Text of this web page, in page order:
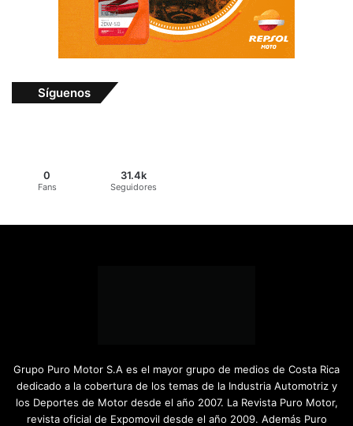
Síguenos
0
Fans
31.4k
Seguidores
Grupo Puro Motor S.A es el mayor grupo de medios de Costa Rica
dedicado a la cobertura de los temas de la Industria Automotriz y
los Deportes de Motor desde el año 2007. La Revista Puro Motor,
revista oficial de Expomovil desde el año 2009. Además Puro